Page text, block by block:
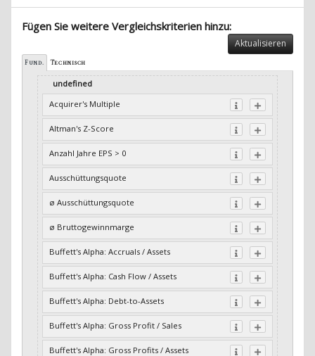
Fügen Sie weitere Vergleichskriterien hinzu:
Aktualisieren
Fund. Technisch
undefined
Acquirer's Multiple
Altman's Z-Score
Anzahl Jahre EPS > 0
Ausschüttungsquote
ø Ausschüttungsquote
ø Bruttogewinnmarge
Buffett's Alpha: Accruals / Assets
Buffett's Alpha: Cash Flow / Assets
Buffett's Alpha: Debt-to-Assets
Buffett's Alpha: Gross Profit / Sales
Buffett's Alpha: Gross Profits / Assets